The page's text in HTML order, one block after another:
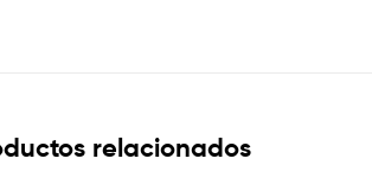
relacionados